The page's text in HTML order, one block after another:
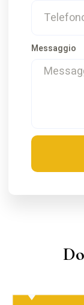
Messaggio